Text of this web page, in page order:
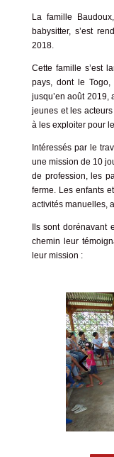
La famille
babysitter, s’est
2018.
Cette famille s’est
pays, dont le
jusqu’en août 2019,
jeunes et les
à les exploiter pour
Intéressés par le
une mission de 10
de profession, les
ferme. Les enfants
activités manuelles,
Ils sont dorénavant
chemin leur
leur mission :